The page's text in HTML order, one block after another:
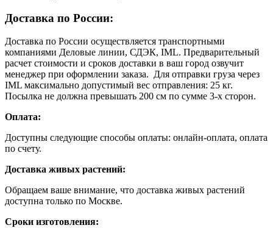
Доставка по России:
Доставка по России осуществляется транспортными
компаниями Деловые линии, СДЭК, IML. Предварительный
расчет стоимости и сроков доставки в ваш город озвучит
менеджер при оформлении заказа. Для отправки груза через
IML максимально допустимый вес отправления: 25 кг.
Посылка не должна превышать 200 см по сумме 3-х сторон.
Оплата:
Доступны следующие способы оплаты: онлайн-оплата, оплата
по счету.
Доставка живых растений:
Обращаем ваше внимание, что доставка живых растений
доступна только по Москве.
Сроки изготовления: